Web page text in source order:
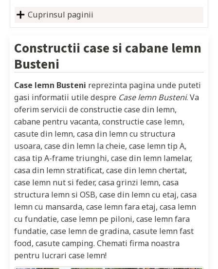
Cuprinsul paginii
Constructii case si cabane lemn
Busteni
Case lemn Busteni reprezinta pagina unde puteti
gasi informatii utile despre Case lemn Busteni. Va
oferim servicii de constructie case din lemn,
cabane pentru vacanta, constructie case lemn,
casute din lemn, casa din lemn cu structura
usoara, case din lemn la cheie, case lemn tip A,
casa tip A-frame triunghi, case din lemn lamelar,
casa din lemn stratificat, case din lemn chertat,
case lemn nut si feder, casa grinzi lemn, casa
structura lemn si OSB, case din lemn cu etaj, casa
lemn cu mansarda, case lemn fara etaj, casa lemn
cu fundatie, case lemn pe piloni, case lemn fara
fundatie, case lemn de gradina, casute lemn fast
food, casute camping. Chemati firma noastra
pentru lucrari case lemn!